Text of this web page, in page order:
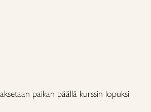
paikan päällä kurssin lopuksi